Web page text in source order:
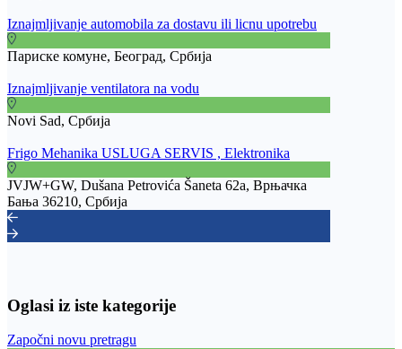
Iznajmljivanje automobila za dostavu ili licnu upotrebu
Париске комуне, Београд, Србија
Iznajmljivanje ventilatora na vodu
Novi Sad, Србија
Frigo Mehanika USLUGA SERVIS , Elektronika
JVJW+GW, Dušana Petrovića Šaneta 62a, Врњачка
Бања 36210, Србија
Oglasi iz iste kategorije
Započni novu pretragu